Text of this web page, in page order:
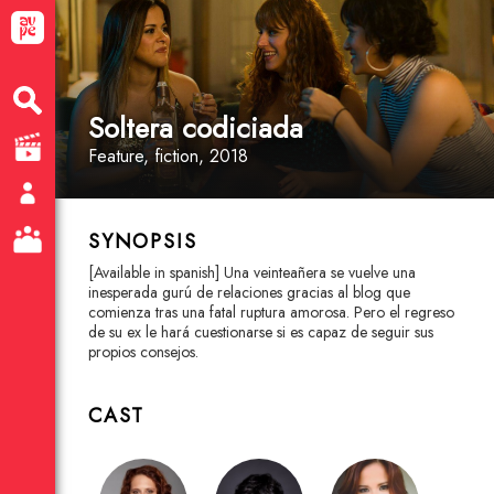
Soltera codiciada
Feature, fiction, 2018
SYNOPSIS
[Available in spanish] Una veinteañera se vuelve una
inesperada gurú de relaciones gracias al blog que
comienza tras una fatal ruptura amorosa. Pero el regreso
de su ex le hará cuestionarse si es capaz de seguir sus
propios consejos.
CAST